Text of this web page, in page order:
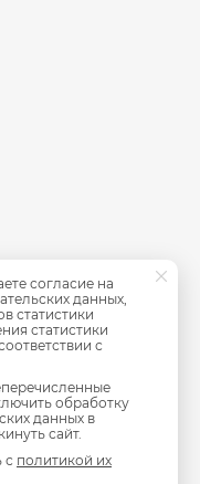
согласие на
данных,
статистики
статистики
с
обработку
данных в
сайт.
с политикой их